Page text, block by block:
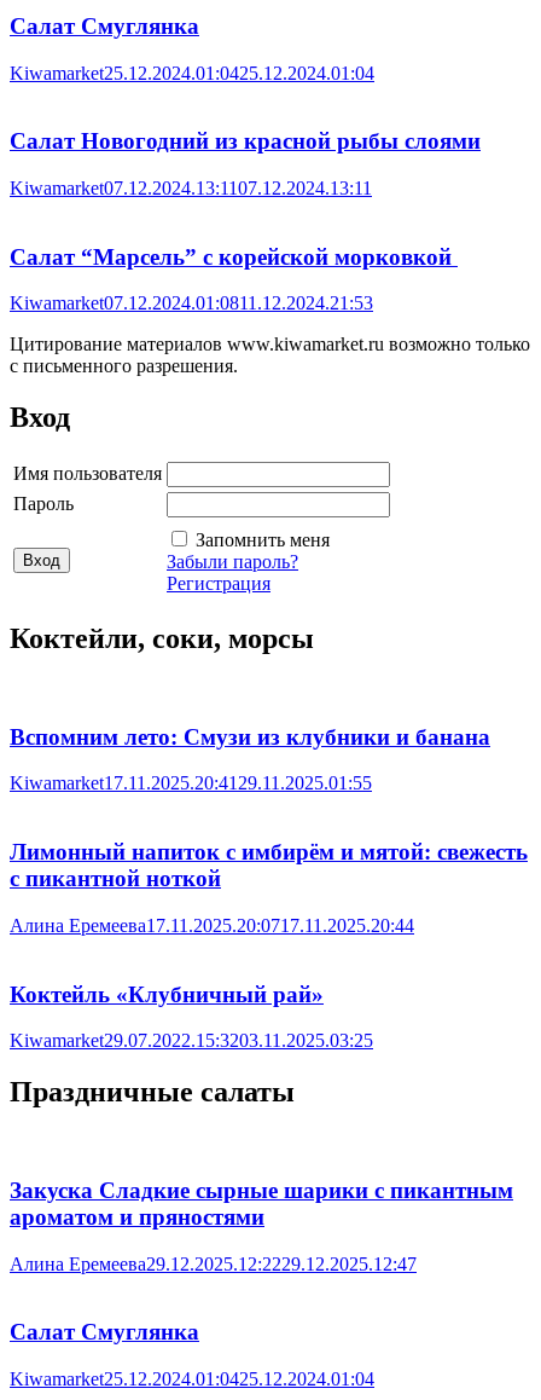
Салат Смуглянка
Kiwamarket25.12.2024.01:0425.12.2024.01:04
Салат Новогодний из красной рыбы слоями
Kiwamarket07.12.2024.13:1107.12.2024.13:11
Салат “Марсель” с корейской морковкой
Kiwamarket07.12.2024.01:0811.12.2024.21:53
Цитирование материалов www.kiwamarket.ru возможно только
с письменного разрешения.
Вход
Имя пользователя
Пароль
Запомнить меня
Забыли пароль?
Регистрация
Коктейли, соки, морсы
Вспомним лето: Смузи из клубники и банана
Kiwamarket17.11.2025.20:4129.11.2025.01:55
Лимонный напиток с имбирём и мятой: свежесть
с пикантной ноткой
Алина Еремеева17.11.2025.20:0717.11.2025.20:44
Коктейль «Клубничный рай»
Kiwamarket29.07.2022.15:3203.11.2025.03:25
Праздничные салаты
Закуска Сладкие сырные шарики с пикантным
ароматом и пряностями
Алина Еремеева29.12.2025.12:2229.12.2025.12:47
Салат Смуглянка
Kiwamarket25.12.2024.01:0425.12.2024.01:04